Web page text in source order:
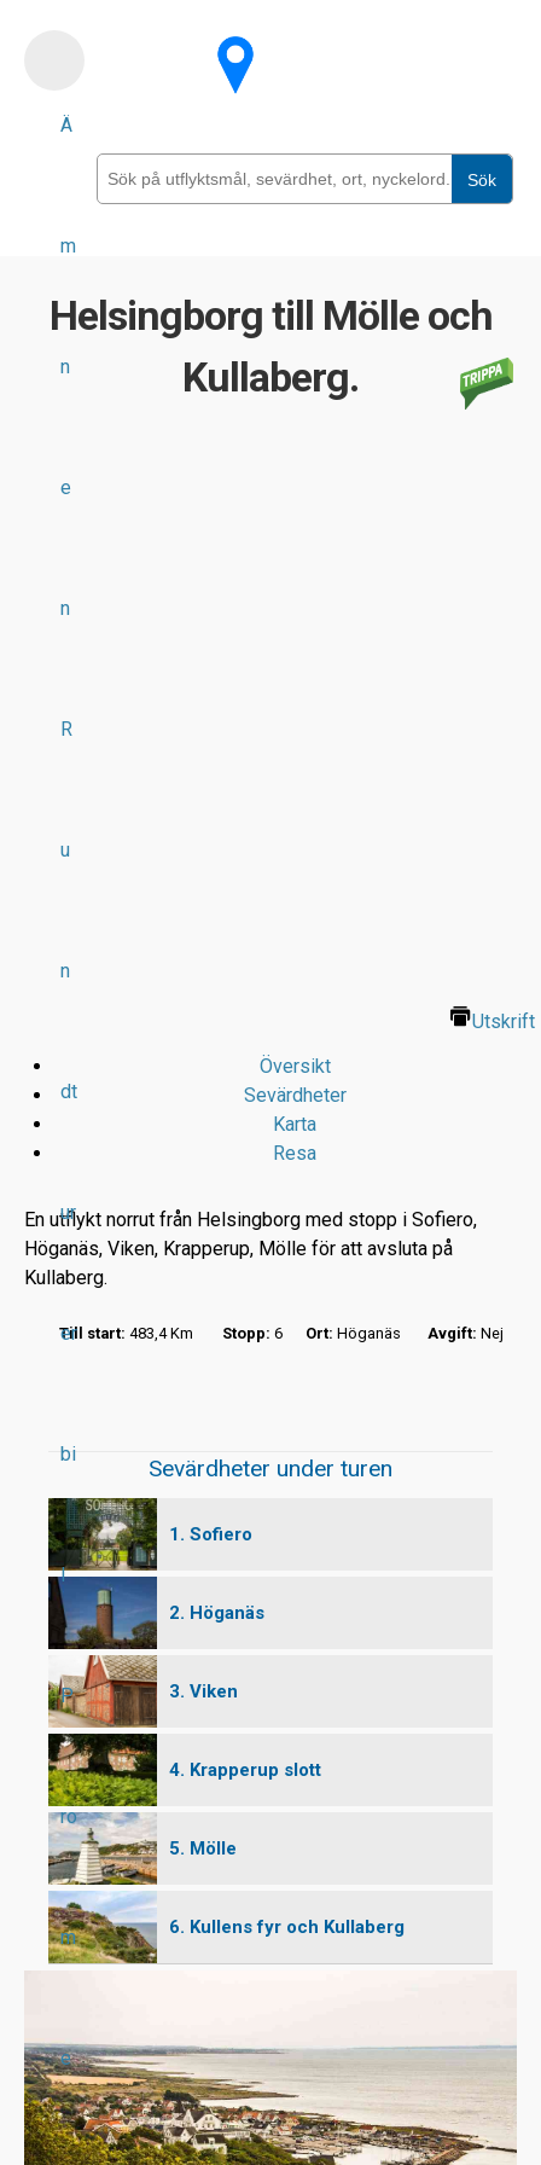
Ä
m
n
e
n
R
u
n
dt
ur
er
bi
l
P
ro
m
e
Sök
Helsingborg till Mölle och
Kullaberg.
Utskrift
Översikt
Sevärdheter
Karta
Resa
En utflykt norrut från Helsingborg med stopp i Sofiero,
Höganäs, Viken, Krapperup, Mölle för att avsluta på
Kullaberg.
Till start: 483,4 Km Stopp: 6 Ort: Höganäs Avgift: Nej
Sevärdheter under turen
1. Sofiero
2. Höganäs
3. Viken
4. Krapperup slott
5. Mölle
6. Kullens fyr och Kullaberg